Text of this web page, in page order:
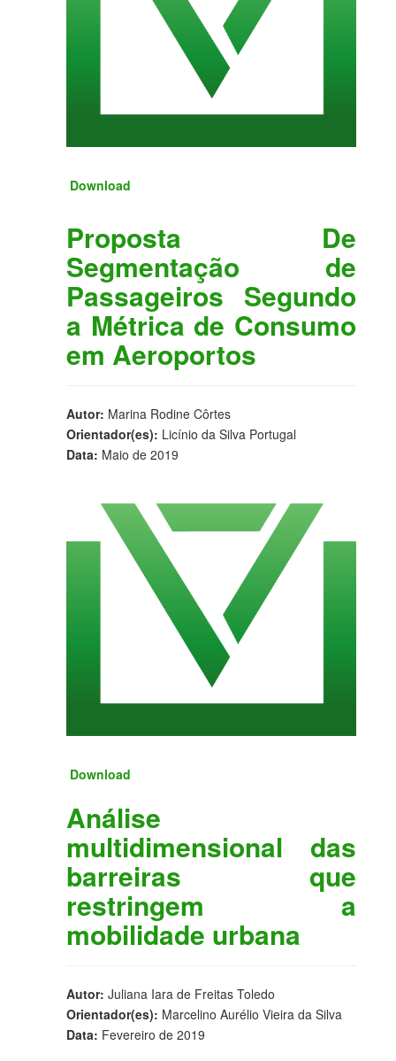
Download
Proposta De
Segmentação de
Passageiros Segundo
a Métrica de Consumo
em Aeroportos
Autor: Marina Rodine Côrtes
Orientador(es): Licínio da Silva Portugal
Data: Maio de 2019
Download
Análise
multidimensional das
barreiras que
restringem a
mobilidade urbana
Autor: Juliana Iara de Freitas Toledo
Orientador(es): Marcelino Aurélio Vieira da Silva
Data: Fevereiro de 2019